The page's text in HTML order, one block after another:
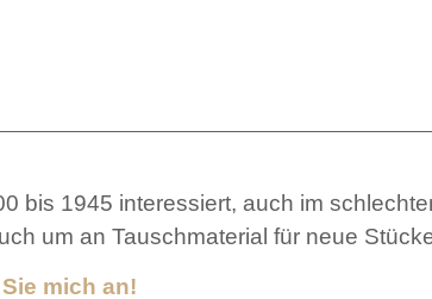
bis 1945 interessiert, auch im
um an Tauschmaterial für neue
mich an!